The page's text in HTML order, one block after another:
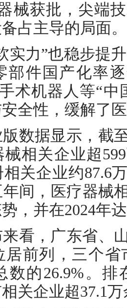
械获批，尖端
占主导的局面。
实力”也稳步提
部件国产化率
术机器人等“中
全性，缓解了
数据显示，截
相关企业超
相关企业约87.6
间，医疗器械
，并在2024年
看，广东省、
居前列，三个省
数的26.9%。
关企业超37.1